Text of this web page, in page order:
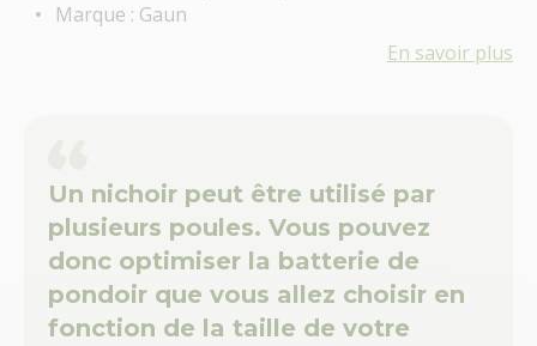
Marque : Gaun
En savoir plus
Un nichoir peut être utilisé par
plusieurs poules. Vous pouvez
donc optimiser la batterie de
pondoir que vous allez choisir en
fonction de la taille de votre